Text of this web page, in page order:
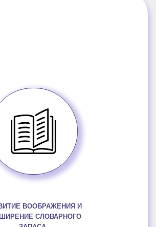
ВООБРАЖЕНИЯ И
СЛОВАРНОГО